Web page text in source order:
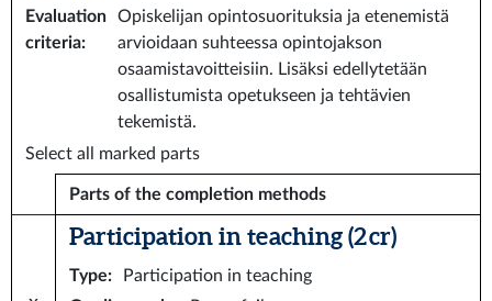
Evaluation
criteria:
Opiskelijan opintosuorituksia ja etenemistä
arvioidaan suhteessa opintojakson
osaamistavoitteisiin. Lisäksi edellytetään
osallistumista opetukseen ja tehtävien
tekemistä.
Select all marked parts
Parts of the completion methods
Participation in teaching (2 cr)
Type:
Participation in teaching